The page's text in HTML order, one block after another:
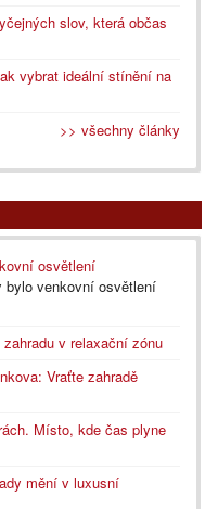
slov, která občas
vybrat ideální stínění na
>> všechny články
osvětlení
bylo venkovní osvětlení
v relaxační zónu
Vraťte zahradě
Místo, kde čas plyne
mění v luxusní